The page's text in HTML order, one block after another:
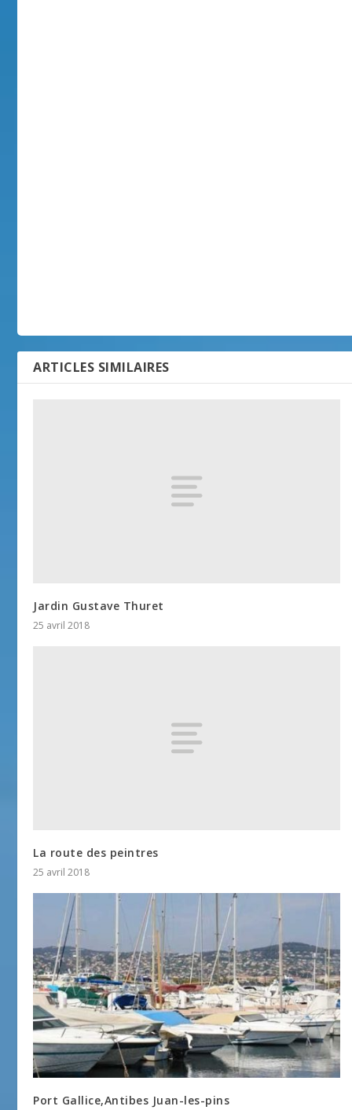
ARTICLES SIMILAIRES
Jardin Gustave Thuret
25 avril 2018
La route des peintres
25 avril 2018
Port Gallice,Antibes Juan-les-pins